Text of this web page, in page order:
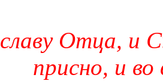
Отца, и
присно, и во